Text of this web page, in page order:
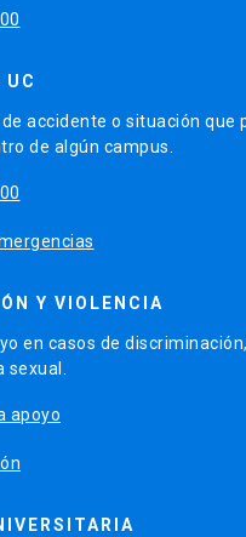
UC
accidente o situación que
de algún campus.
Y VIOLENCIA
en casos de
sexual.
apoyo